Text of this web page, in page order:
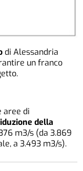
di Alessandria
un franco
aree di
della
m3/s (da 3.869
a 3.493 m3/s).